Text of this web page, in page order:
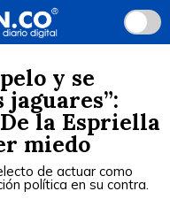
y se
la Espriella
miedo
de actuar como
política en su contra.